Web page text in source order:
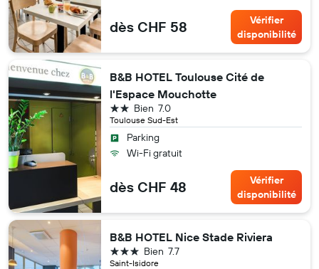
dès CHF 58
Vérifier
disponibilité
B&B HOTEL Toulouse Cité de
l'Espace Mouchotte
Toulouse Sud-Est
7.0
Bien
2 étoiles
Parking
Wi-Fi gratuit
dès CHF 48
Vérifier
disponibilité
B&B HOTEL Nice Stade Riviera
Saint-Isidore
7.7
Bien
3 étoiles